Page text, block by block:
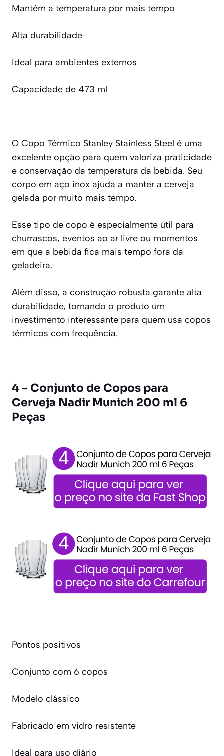
Mantém a temperatura por mais tempo
Alta durabilidade
Ideal para ambientes externos
Capacidade de 473 ml
O Copo Térmico Stanley Stainless Steel é uma
excelente opção para quem valoriza praticidade
e conservação da temperatura da bebida. Seu
corpo em aço inox ajuda a manter a cerveja
gelada por muito mais tempo.
Esse tipo de copo é especialmente útil para
churrascos, eventos ao ar livre ou momentos
em que a bebida fica mais tempo fora da
geladeira.
Além disso, a construção robusta garante alta
durabilidade, tornando o produto um
investimento interessante para quem usa copos
térmicos com frequência.
4 – Conjunto de Copos para
Cerveja Nadir Munich 200 ml 6
Peças
Pontos positivos
Conjunto com 6 copos
Modelo clássico
Fabricado em vidro resistente
Ideal para uso diário